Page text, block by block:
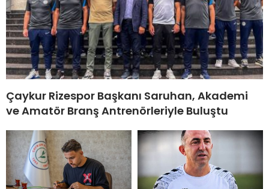
Çaykur Rizespor Başkanı Saruhan, Akademi
ve Amatör Branş Antrenörleriyle Buluştu